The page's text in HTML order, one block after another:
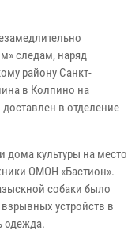
следам, наряд
району Санкт-
в Колпино на
в отделение
культуры на место
ОМОН «Бастион».
собаки было
устройств в
одежда.